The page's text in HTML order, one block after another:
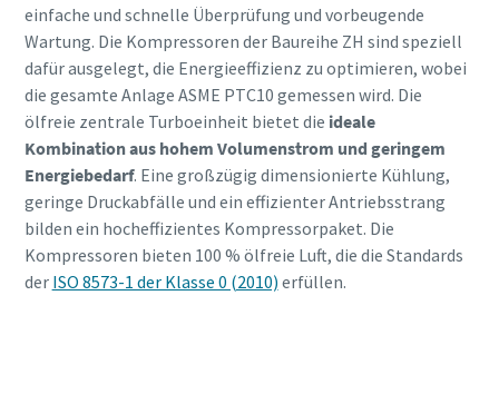
einfache und schnelle Überprüfung und vorbeugende
Wartung. Die Kompressoren der Baureihe ZH sind speziell
dafür ausgelegt, die Energieeffizienz zu optimieren, wobei
die gesamte Anlage ASME PTC10 gemessen wird. Die
ölfreie zentrale Turboeinheit bietet die ideale
Kombination aus hohem Volumenstrom und geringem
Energiebedarf. Eine großzügig dimensionierte Kühlung,
geringe Druckabfälle und ein effizienter Antriebsstrang
bilden ein hocheffizientes Kompressorpaket. Die
Kompressoren bieten 100 % ölfreie Luft, die die Standards
der ISO 8573-1 der Klasse 0 (2010) erfüllen.